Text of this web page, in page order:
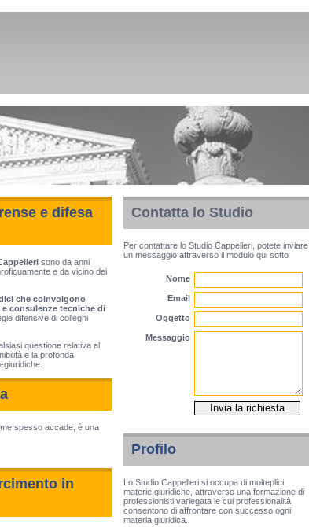
e difesa
sono da anni
e da vicino dei
che coinvolgono
e consulenze tecniche di
difensive di colleghi
questione relativa al
e la profonda
spesso accade, è una
in
Contatta lo Studio
Per contattare lo Studio Cappelleri, potete inviare
un messaggio attraverso il modulo qui sotto
Nome
Email
Oggetto
Messaggio
Profilo
Lo Studio Cappelleri si occupa di molteplici
materie giuridiche, attraverso una formazione di
professionisti variegata le cui professionalità
consentono di affrontare con successo ogni
materia giuridica.